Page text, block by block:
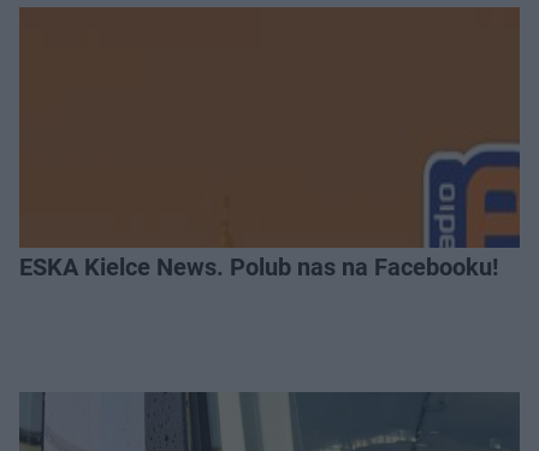
ESKA Kielce News. Polub nas na Facebooku!